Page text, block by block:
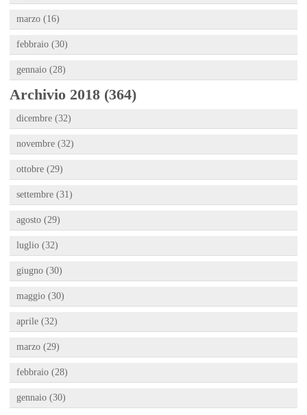
marzo (16)
febbraio (30)
gennaio (28)
Archivio 2018 (364)
dicembre (32)
novembre (32)
ottobre (29)
settembre (31)
agosto (29)
luglio (32)
giugno (30)
maggio (30)
aprile (32)
marzo (29)
febbraio (28)
gennaio (30)